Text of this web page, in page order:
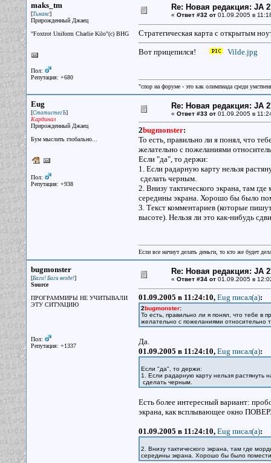
maks_tm
[Тьмакс]
Прирожденный Джаец
"Foxtrot Uniform Charlie Kilo"(с) BHG
Пол:
Репутация: +680
Re: Новая редакция: JA
« Ответ #32 от01.09.2005 в
Стратегическая карта с открытым
Вот прицепился! Vilde.jpg
"спор на форуме - это как олимпиада среди
Eug
[СтатистегЪ]
Кардинал
Прирожденный Джаец
Бум мыслить глобально...
Пол:
Репутация: +938
Re: Новая редакция: JA
« Ответ #33 от01.09.2005 в
2bugmonster:
То есть, правильно ли я понял, что
желательно с пожеланиями
Если "да", то держи:
1. Если радарную карту нельзя
сделать черным.
2. Внизу тактического экрана, там
середины экрана. Хорошо бы было
3. Текст комментариев (которые
высоте). Нельзя ли это как-нибудь
Если все начнут делать деньги, то кто же будет
bugmonster
[Баги! Баги везде!]
Source
ПРОГРАММИРЫ НЕ УЧИТЫВАЛИ
ЭТУ СИТУАЦИЮ
Пол:
Репутация: +1337
Re: Новая редакция: JA
« Ответ #34 от01.09.2005 в
01.09.2005 в 11:24:10, Eug писал(a):
2bugmonster:
То есть, правильно ли я понял, что тебе в
желательно с пожеланиями относительно
Да.
01.09.2005 в 11:24:10, Eug писал(a):
Если "да", то держи:
1. Если радарную карту нельзя растянуть
сделать черным.
Есть более интересный вариант:
экрана, как всплывающее окно
01.09.2005 в 11:24:10, Eug писал(a):
2. Внизу тактического экрана, там где
середины экрана. Хорошо бы было